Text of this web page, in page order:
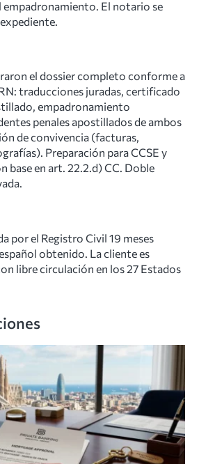
empadronamiento. El notario se
el dossier completo conforme a
traducciones juradas, certificado
empadronamiento
penales apostillados de ambos
de convivencia (facturas,
Preparación para CCSE y
base en art. 22.2.d) CC. Doble
por el Registro Civil 19 meses
obtenido. La cliente es
libre circulación en los 27 Estados